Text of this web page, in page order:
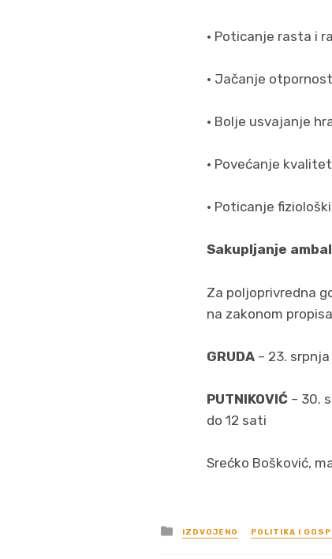
• Poticanje rasta i
• Jačanje
• Bolje usvajanje
• Povećanje
• Poticanje
Sakupljanje
Za poljoprivredna
na zakonom
GRUDA – 23.
PUTNIKOVIĆ – 30.
do 12 sati
Srećko Bošković,
Posted
in
IZDVOJENO POLITIKA I